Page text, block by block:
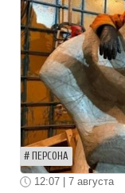
ПЕРСОНА
12:07 | 7 августа